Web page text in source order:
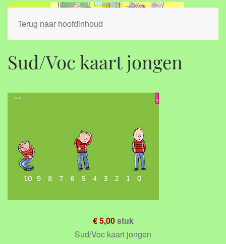
Terug naar hoofdinhoud
Sud/Voc kaart jongen
€ 5,00stuk
Sud/Voc kaart jongen